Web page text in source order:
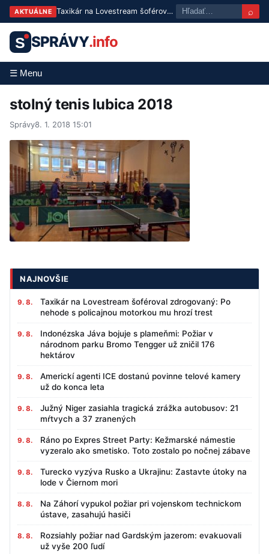
AKTUÁLNE Taxikár na Lovestream šoféroval zdrogovaný: Po nehode s policajnou motorkou mu hrozí trest ⌕
S SPRÁVY.info
☰ Menu
stolný tenis lubica 2018
Správy8. 1. 2018 15:01
NAJNOVŠIE
9. 8.
Taxikár na Lovestream šoféroval zdrogovaný: Po
nehode s policajnou motorkou mu hrozí trest
9. 8.
Indonézska Jáva bojuje s plameňmi: Požiar v
národnom parku Bromo Tengger už zničil 176
hektárov
9. 8.
Americkí agenti ICE dostanú povinne telové kamery
už do konca leta
9. 8.
Južný Niger zasiahla tragická zrážka autobusov: 21
mŕtvych a 37 zranených
9. 8.
Ráno po Expres Street Party: Kežmarské námestie
vyzeralo ako smetisko. Toto zostalo po nočnej zábave
9. 8.
Turecko vyzýva Rusko a Ukrajinu: Zastavte útoky na
lode v Čiernom mori
8. 8.
Na Záhorí vypukol požiar pri vojenskom technickom
ústave, zasahujú hasiči
8. 8.
Rozsiahly požiar nad Gardským jazerom: evakuovali
už vyše 200 ľudí